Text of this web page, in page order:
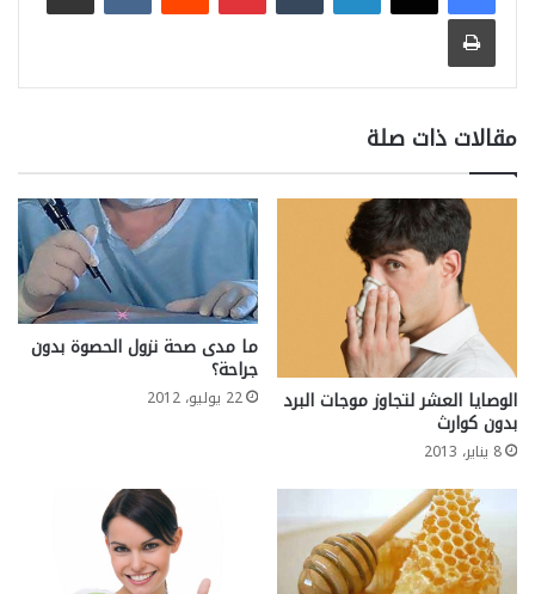
طباعة
مقالات ذات صلة
الوصايا العشر لتجاوز موجات البرد
بدون كوارث
8 يناير، 2013
ما مدى صحة نزول الحصوة بدون
جراحة؟
22 يوليو، 2012